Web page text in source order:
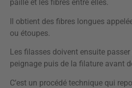
paille et les fibres entre elles.
Il obtient des fibres longues
ou étoupes.
Les filasses doivent ensuite passer
peignage puis de la filature avant
C’est un procédé technique qui